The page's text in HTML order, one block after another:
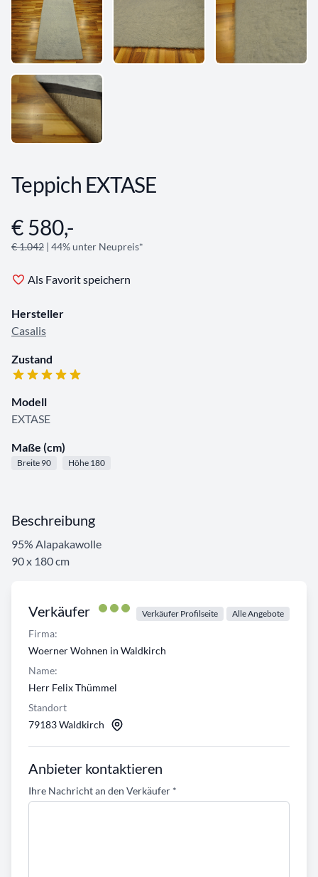
Teppich EXTASE
Angebotsinformationen
€ 580,-
€ 1.042 | 44% unter Neupreis*
Als Favorit speichern
Hersteller
Casalis
Zustand
Modell
EXTASE
Maße (cm)
Breite 90 Höhe 180
Verkäufer Verkäufer Profilseite Alle Angebote
Firma:
Woerner Wohnen in Waldkirch
Name:
Herr Felix Thümmel
Standort
79183 Waldkirch
Anbieter kontaktieren
Ihre Nachricht an den Verkäufer *
Beschreibung
95% Alapakawolle
90 x 180 cm